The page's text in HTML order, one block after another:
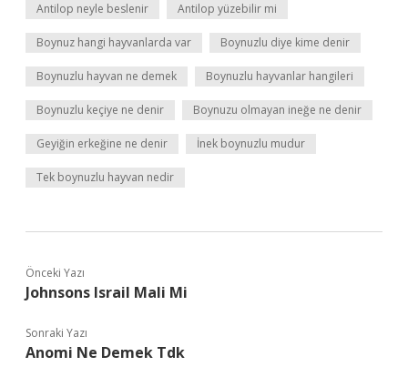
Antilop neyle beslenir Antilop yüzebilir mi
Boynuz hangi hayvanlarda var Boynuzlu diye kime denir
Boynuzlu hayvan ne demek Boynuzlu hayvanlar hangileri
Boynuzlu keçiye ne denir Boynuzu olmayan ineğe ne denir
Geyiğin erkeğine ne denir İnek boynuzlu mudur
Tek boynuzlu hayvan nedir
Önceki Yazı
Johnsons Israil Mali Mi
Sonraki Yazı
Anomi Ne Demek Tdk